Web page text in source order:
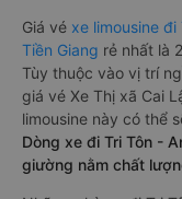
Giá vé xe limousine
Tiền Giang rẻ nhất là
Tùy thuộc vào vị trí
giá vé Xe Thị xã Cai
limousine này có thể
Dòng xe đi Tri Tôn -
giường nằm chất